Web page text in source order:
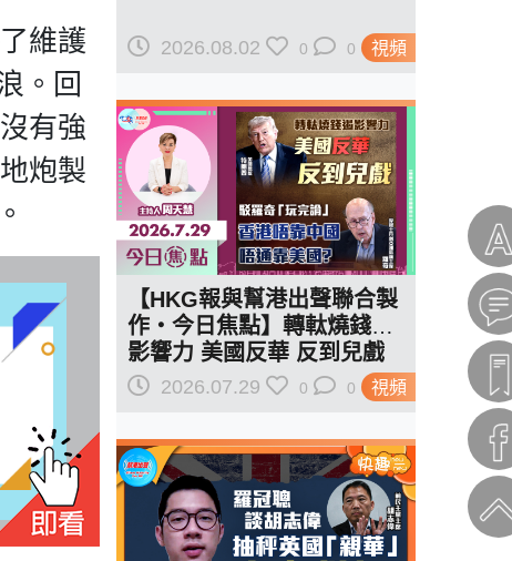
維護
。回
有強
炮製
視頻
2026.08.02 0 0
視頻
【HKG報與幫港出聲聯合製
作‧今日焦點】轉軚燒錢遏
影響力 美國反華 反到兒戲
駁羅奇「玩完論」 香港唔靠
2026.07.29 0 0